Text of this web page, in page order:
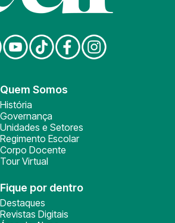
Quem Somos
História
Governança
Unidades e Setores
Regimento Escolar
Corpo Docente
Tour Virtual
Fique por dentro
Destaques
Revistas Digitais